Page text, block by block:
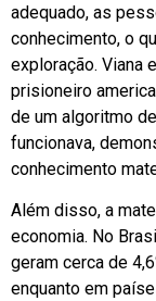
adequado, as
conhecimento, o
exploração. Viana
prisioneiro
de um algoritmo
funcionava,
conhecimento
Além disso, a
economia. No
geram cerca de
enquanto em